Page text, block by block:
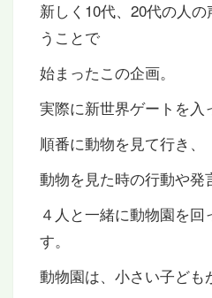
新しく10代、20代の人
うことで
始まったこの企画。
実際に新世界ゲートを入
順番に動物を見て行き、
動物を見た時の行動や発
４人と一緒に動物園を回
す。
動物園は、小さい子ども